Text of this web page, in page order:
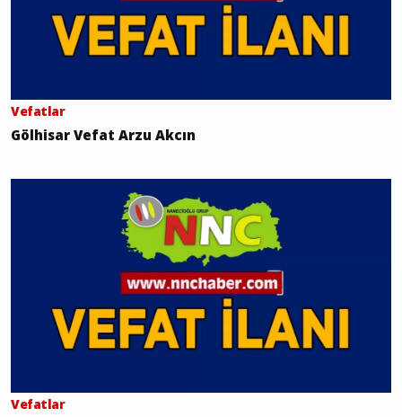
Vefatlar
Gölhisar Vefat Arzu Akcın
Vefatlar